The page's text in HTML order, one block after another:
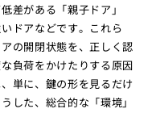
差がある「親子ドア」
ドアなどです。これら
の開閉状態を、正しく認
負荷をかけたりする原因
単に、鍵の形を見るだけ
した、総合的な「環境」